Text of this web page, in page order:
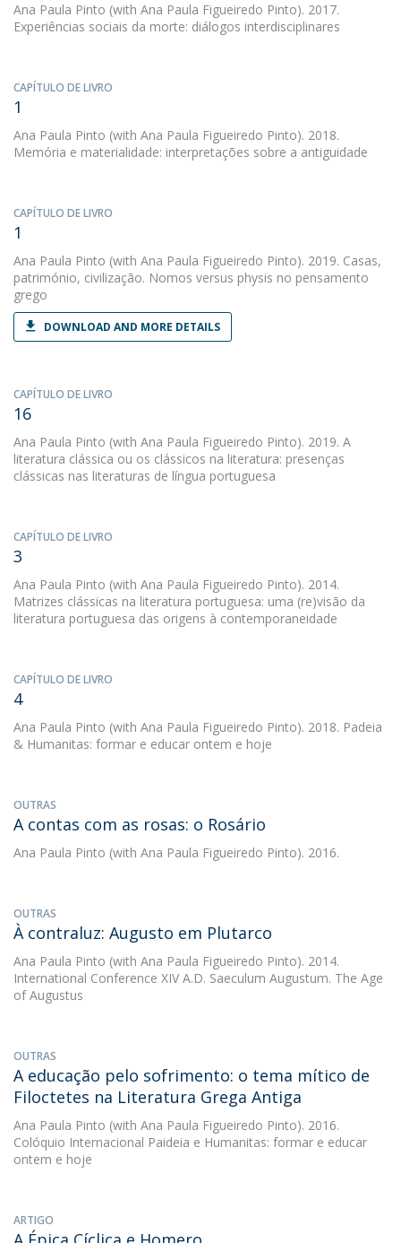
Ana Paula Pinto (with Ana Paula Figueiredo Pinto). 2017.
Experiências sociais da morte: diálogos interdisciplinares
CAPÍTULO DE LIVRO
1
Ana Paula Pinto (with Ana Paula Figueiredo Pinto). 2018.
Memória e materialidade: interpretações sobre a antiguidade
CAPÍTULO DE LIVRO
1
Ana Paula Pinto (with Ana Paula Figueiredo Pinto). 2019. Casas,
património, civilização. Nomos versus physis no pensamento
grego
DOWNLOAD AND MORE DETAILS
CAPÍTULO DE LIVRO
16
Ana Paula Pinto (with Ana Paula Figueiredo Pinto). 2019. A
literatura clássica ou os clássicos na literatura: presenças
clássicas nas literaturas de língua portuguesa
CAPÍTULO DE LIVRO
3
Ana Paula Pinto (with Ana Paula Figueiredo Pinto). 2014.
Matrizes clássicas na literatura portuguesa: uma (re)visão da
literatura portuguesa das origens à contemporaneidade
CAPÍTULO DE LIVRO
4
Ana Paula Pinto (with Ana Paula Figueiredo Pinto). 2018. Padeia
& Humanitas: formar e educar ontem e hoje
OUTRAS
A contas com as rosas: o Rosário
Ana Paula Pinto (with Ana Paula Figueiredo Pinto). 2016.
OUTRAS
À contraluz: Augusto em Plutarco
Ana Paula Pinto (with Ana Paula Figueiredo Pinto). 2014.
International Conference XIV A.D. Saeculum Augustum. The Age
of Augustus
OUTRAS
A educação pelo sofrimento: o tema mítico de
Filoctetes na Literatura Grega Antiga
Ana Paula Pinto (with Ana Paula Figueiredo Pinto). 2016.
Colóquio Internacional Paideia e Humanitas: formar e educar
ontem e hoje
ARTIGO